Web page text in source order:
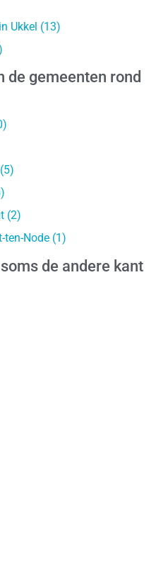
Ukkel (13)
de gemeenten rond
(2)
ten-Node (1)
de andere kant